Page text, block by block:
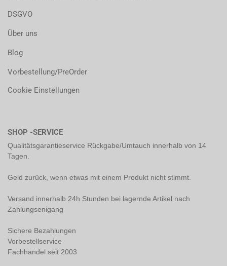
DSGVO
Über uns
Blog
Vorbestellung/PreOrder
Cookie Einstellungen
SHOP -SERVICE
Qualitätsgarantieservice Rückgabe/Umtauch innerhalb von 14
Tagen.
Geld zurück, wenn etwas mit einem Produkt nicht stimmt.
Versand innerhalb 24h Stunden bei lagernde Artikel nach
Zahlungsenigang
Sichere Bezahlungen
Vorbestellservice
Fachhandel seit 2003